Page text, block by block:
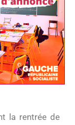
la rentrée de